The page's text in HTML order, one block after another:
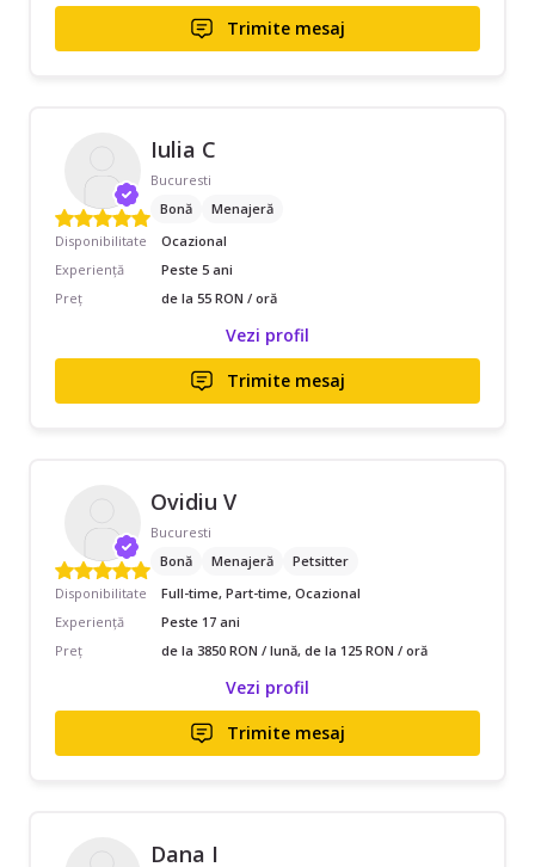
Trimite mesaj
Iulia C
Bucuresti
Bonă
Menajeră
Disponibilitate
Ocazional
Experiență
Peste 5 ani
Preț
de la 55 RON / oră
Vezi profil
Trimite mesaj
Ovidiu V
Bucuresti
Bonă
Menajeră
Petsitter
Disponibilitate
Full-time, Part-time, Ocazional
Experiență
Peste 17 ani
Preț
de la 3850 RON / lună, de la 125 RON / oră
Vezi profil
Trimite mesaj
Dana I